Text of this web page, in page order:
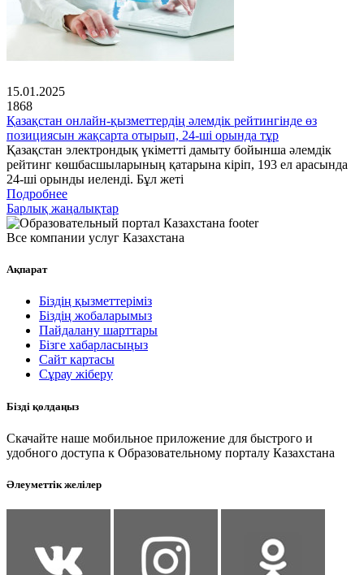
15.01.2025
1868
Қазақстан онлайн-қызметтердің әлемдік рейтингінде өз
позициясын жақсарта отырып, 24-ші орында тұр
Қазақстан электрондық үкіметті дамыту бойынша әлемдік
рейтинг көшбасшыларының қатарына кіріп, 193 ел арасында
24-ші орынды иеленді. Бұл жеті
Подробнее
Барлық жаңалықтар
Все компании услуг Казахстана
Ақпарат
Біздің қызметтеріміз
Біздің жобаларымыз
Пайдалану шарттары
Бізге хабарласыңыз
Сайт картасы
Сұрау жіберу
Бізді қолдаңыз
Скачайте наше мобильное приложение для быстрого и
удобного доступа к Образовательному порталу Казахстана
Әлеуметтік желілер